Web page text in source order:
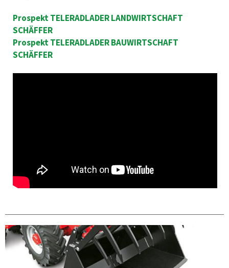
Prospekt TELERADLADER LANDWIRTSCHAFT
SCHÄFFER
Prospekt TELERADLADER BAUWIRTSCHAFT
SCHÄFFER